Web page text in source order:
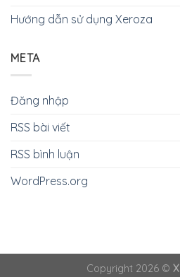
Hướng dẫn sử dụng Xeroza
META
Đăng nhập
RSS bài viết
RSS bình luận
WordPress.org
Copyright 2026 ©